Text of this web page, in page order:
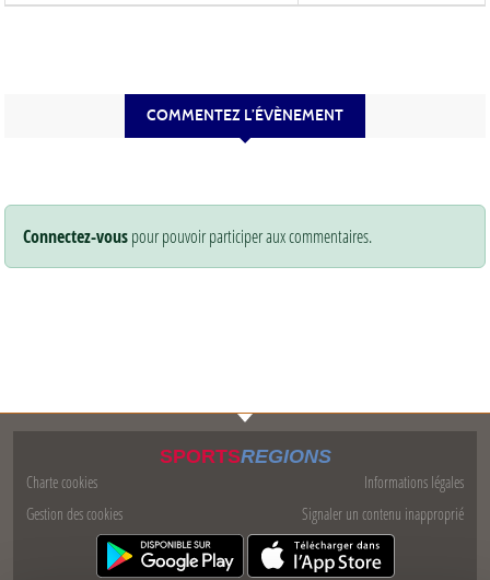
COMMENTEZ L’ÉVÈNEMENT
Connectez-vouspour pouvoir participer aux commentaires.
SPORTSREGIONS
Charte cookies
Gestion des cookies
Informations légales
Signaler un contenu inapproprié